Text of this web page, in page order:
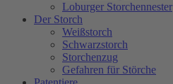
Loburger Storchennester
Der Storch
Weißstorch
Schwarzstorch
Storchenzug
Gefahren für Störche